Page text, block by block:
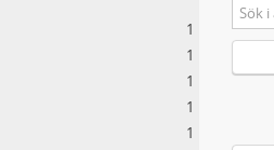
1
1
1
1
1